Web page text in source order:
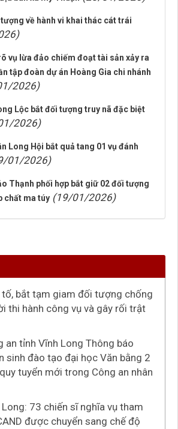
tượng về hành vi khai thác cát trái
vụ lừa đảo chiếm đoạt tài sản xảy ra
tập đoàn dự án Hoàng Gia chi nhánh
2026)
Lộc bắt đối tượng truy nã đặc biệt
2026)
Long Hội bắt quả tang 01 vụ đánh
01/2026)
Thạnh phối hợp bắt giữ 02 đối tượng
chất ma túy (19/01/2026)
tố, bắt tạm giam đối tượng chống
thi hành công vụ và gây rối trật
an tỉnh Vĩnh Long Thông báo
sinh đào tạo đại học Văn bằng 2
tuyển mới trong Công an nhân
73 chiến sĩ nghĩa vụ tham
được chuyển sang chế độ